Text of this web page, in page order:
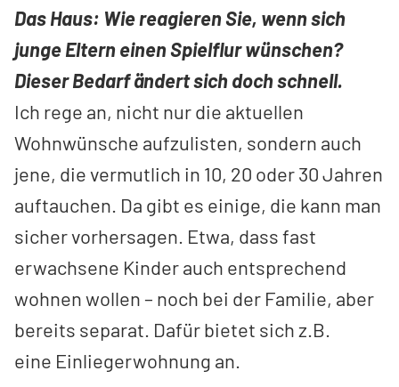
Das Haus: Wie reagieren Sie, wenn sich
junge Eltern einen Spielflur wünschen?
Dieser Bedarf ändert sich doch schnell.
Ich rege an, nicht nur die aktuellen
Wohnwünsche aufzulisten, sondern auch
jene, die vermutlich in 10, 20 oder 30 Jahren
auftauchen. Da gibt es einige, die kann man
sicher vorhersagen. Etwa, dass fast
erwachsene Kinder auch entsprechend
wohnen wollen – noch bei der Familie, aber
bereits separat. Dafür bietet sich z.B.
eine Einliegerwohnung an.